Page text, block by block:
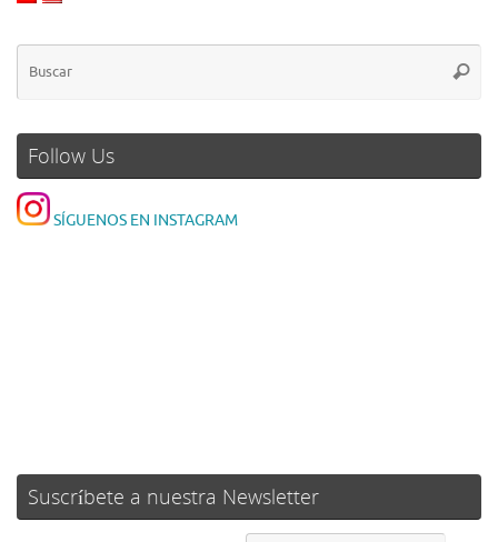
Follow Us
SÍGUENOS EN INSTAGRAM
Suscríbete a nuestra Newsletter